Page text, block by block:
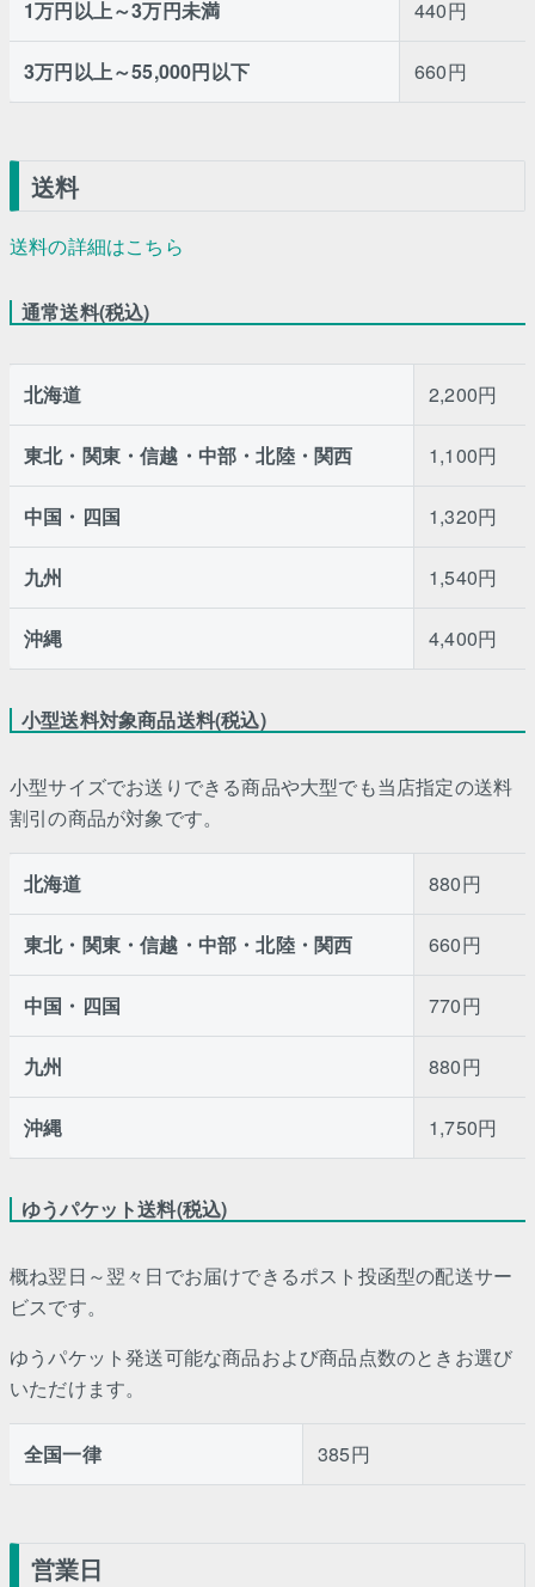
1万円以上～3万円未満 440円
3万円以上～55,000円以下 660円
送料
送料の詳細はこちら
通常送料(税込)
北海道 2,200円
東北・関東・信越・中部・北陸・関西 1,100円
中国・四国 1,320円
九州 1,540円
沖縄 4,400円
小型送料対象商品送料(税込)
小型サイズでお送りできる商品や大型でも当店指定の送料
割引の商品が対象です。
北海道 880円
東北・関東・信越・中部・北陸・関西 660円
中国・四国 770円
九州 880円
沖縄 1,750円
ゆうパケット送料(税込)
概ね翌日～翌々日でお届けできるポスト投函型の配送サー
ビスです。
ゆうパケット発送可能な商品および商品点数のときお選び
いただけます。
全国一律 385円
営業日